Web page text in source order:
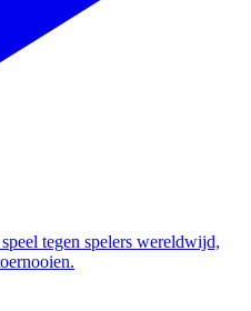
tegen spelers wereldwijd,